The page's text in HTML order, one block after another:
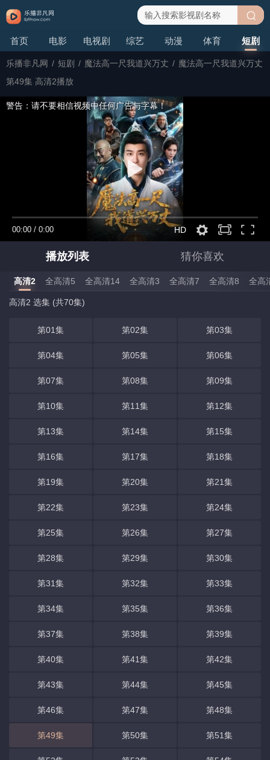
首页 电影 电视剧 综艺 动漫 体育 短剧
搜
索
乐播非凡网 / 短剧 / 魔法高一尺我道兴万丈 / 魔法高一尺我道兴万丈
第49集 高清2播放
00:00 / 0:00 HD
警告：请不要相信视频中任何广告与字幕！
播放列表 猜你喜欢
高清2 全高清5 全高清14 全高清3 全高清7 全高清8 全高
高清2 选集 (共70集)
第01集 第02集 第03集
第04集 第05集 第06集
第07集 第08集 第09集
第10集 第11集 第12集
第13集 第14集 第15集
第16集 第17集 第18集
第19集 第20集 第21集
第22集 第23集 第24集
第25集 第26集 第27集
第28集 第29集 第30集
第31集 第32集 第33集
第34集 第35集 第36集
第37集 第38集 第39集
第40集 第41集 第42集
第43集 第44集 第45集
第46集 第47集 第48集
第49集 第50集 第51集